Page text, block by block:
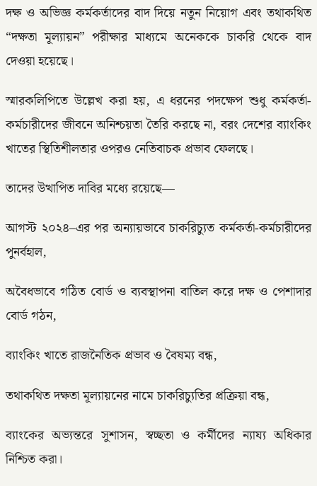
দক্ষ ও অভিজ্ঞ কর্মকর্তাদের বাদ দিয়ে নতুন নিয়োগ এবং তথাকথিত
“দক্ষতা মূল্যায়ন” পরীক্ষার মাধ্যমে অনেককে চাকরি থেকে বাদ
দেওয়া হয়েছে।
স্মারকলিপিতে উল্লেখ করা হয়, এ ধরনের পদক্ষেপ শুধু কর্মকর্তা-
কর্মচারীদের জীবনে অনিশ্চয়তা তৈরি করছে না, বরং দেশের ব্যাংকিং
খাতের স্থিতিশীলতার ওপরও নেতিবাচক প্রভাব ফেলছে।
তাদের উত্থাপিত দাবির মধ্যে রয়েছে—
আগস্ট ২০২৪–এর পর অন্যায়ভাবে চাকরিচ্যুত কর্মকর্তা-কর্মচারীদের
পুনর্বহাল,
অবৈধভাবে গঠিত বোর্ড ও ব্যবস্থাপনা বাতিল করে দক্ষ ও পেশাদার
বোর্ড গঠন,
ব্যাংকিং খাতে রাজনৈতিক প্রভাব ও বৈষম্য বন্ধ,
তথাকথিত দক্ষতা মূল্যায়নের নামে চাকরিচ্যুতির প্রক্রিয়া বন্ধ,
ব্যাংকের অভ্যন্তরে সুশাসন, স্বচ্ছতা ও কর্মীদের ন্যায্য অধিকার
নিশ্চিত করা।